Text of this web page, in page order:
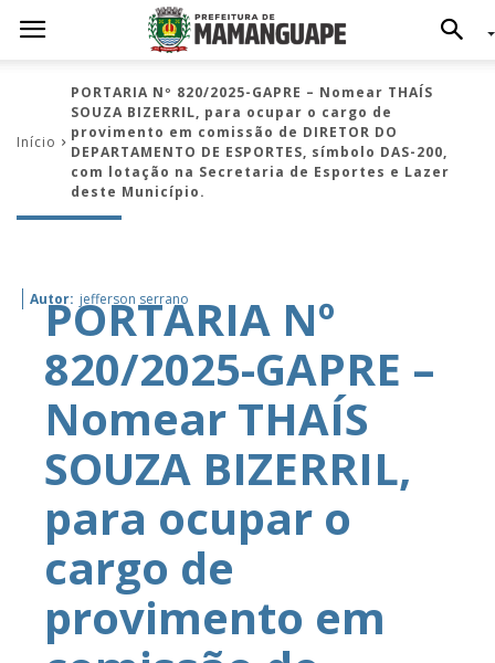
Início
PORTARIA Nº 820/2025-GAPRE – Nomear THAÍS
SOUZA BIZERRIL, para ocupar o cargo de
provimento em comissão de DIRETOR DO
DEPARTAMENTO DE ESPORTES, símbolo DAS-200,
com lotação na Secretaria de Esportes e Lazer
deste Município.
Autor: jefferson serrano
PORTARIA Nº
820/2025-GAPRE –
Nomear THAÍS
SOUZA BIZERRIL,
para ocupar o
cargo de
provimento em